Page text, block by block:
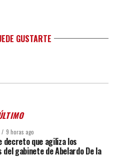
GUSTARTE
9 horas ago
decreto que agiliza los
gabinete de Abelardo De la